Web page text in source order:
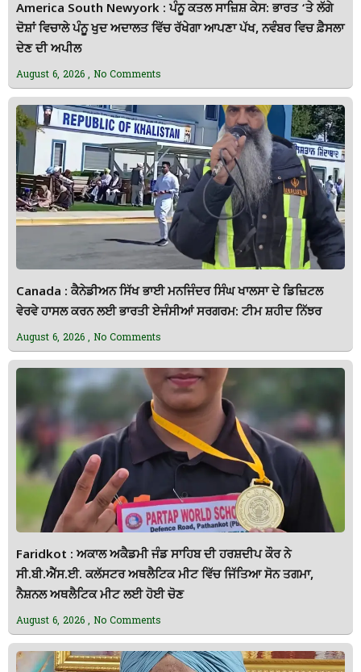
America South Newyork : ਪੰਨੂ ਕਤਲ ਸਾਜ਼ਿਸ਼ ਕੇਸ: ਭਾਰਤ ‘ਤੇ ਲੱਗੇ
ਦੋਸ਼ਾਂ ਵਿਚਾਲੇ ਪੰਨੂ ਖੁਦ ਅਦਾਲਤ ਵਿੱਚ ਰੱਖੇਗਾ ਆਪਣਾ ਪੱਖ, ਨਵੰਬਰ ਵਿਚ ਫ਼ੈਸਲਾ
ਦੇਣ ਦੀ ਅਪੀਲ
August 6, 2026 No Comments
Canada : ਕੈਨੇਡੀਅਨ ਸਿੱਖ ਭਾਈ ਮਨਜਿੰਦਰ ਸਿੰਘ ਖਾਲਸਾ ਦੇ ਡਿਜ਼ਿਟਲ
ਵੇਰਵੇ ਹਾਸਲ ਕਰਨ ਲਈ ਭਾਰਤੀ ਏਜੰਸੀਆਂ ਸਰਗਰਮ: ਟੀਮ ਸ਼ਹੀਦ ਨਿੱਝਰ
August 6, 2026 No Comments
Faridkot : ਅਕਾਲ ਅਕੈਡਮੀ ਜੰਡ ਸਾਹਿਬ ਦੀ ਹਰਸ਼ਦੀਪ ਕੌਰ ਨੇ
ਸੀ.ਬੀ.ਐੱਸ.ਈ. ਕਲੱਸਟਰ ਅਥਲੈਟਿਕ ਮੀਟ ਵਿੱਚ ਜਿੱਤਿਆ ਸੋਨ ਤਗਮਾ,
ਨੈਸ਼ਨਲ ਅਥਲੈਟਿਕ ਮੀਟ ਲਈ ਹੋਈ ਚੋਣ
August 6, 2026 No Comments